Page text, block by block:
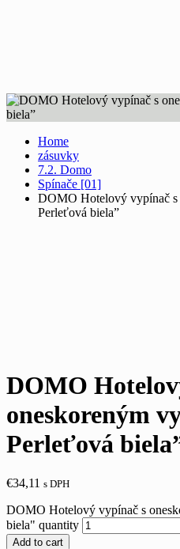
Home
zásuvky
7.2. Domo
Spínače [01]
DOMO Hotelový vypínač s
Perleťová biela”
DOMO
oneskoreným
Perleťová
€34,11 s DPH
DOMO Hotelový vypínač s
biela" quantity
Add to cart